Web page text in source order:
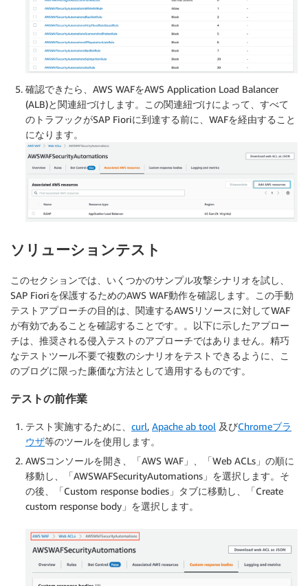
確認できたら、AWS WAFをAWS Application Load Balancer
(ALB)と関連紐づけします。この関連紐づけによって、すべて
のトラフックがSAP Fioriに到達する前に、WAFを経由すること
になります。
ソリューションテスト
このセクションでは、いくつかのサンプル攻撃シナリオを試し、
SAP Fioriを保護するためのAWS WAF動作を確認します。この手動
テストアプローチの目的は、関連するAWSリソースに対してWAF
が有効であることを確認することです。。以下に示したアプロー
チは、推奨される侵入テストのアプローチではありません。精巧
なテストツール不要で複数のシナリオをテストできるように、こ
のブログに限った廉価な方法として適用するものです。
テストの前作業
テスト実施するために、 curl, Apache ab tool 及びChromeブラ
ウザ等のツールを使用します。
AWSコンソールを開き、「AWS WAF」、「Web ACLs」の順に
移動し、「AWSWAFSecurityAutomations」を選択します。そ
の後、「Custom response bodies」タブに移動し、「Create
custom response body」を選択します。